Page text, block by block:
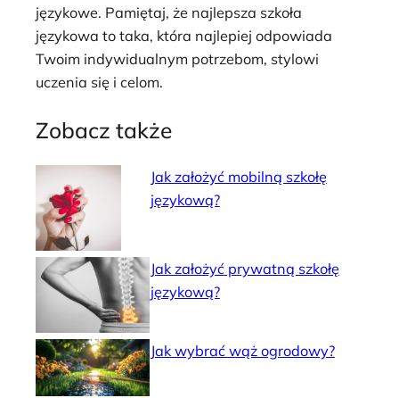
językowe. Pamiętaj, że najlepsza szkoła
językowa to taka, która najlepiej odpowiada
Twoim indywidualnym potrzebom, stylowi
uczenia się i celom.
Zobacz także
Jak założyć mobilną szkołę
językową?
Jak założyć prywatną szkołę
językową?
Jak wybrać wąż ogrodowy?